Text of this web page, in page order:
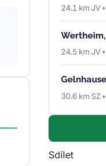
24.1 km JV
24.5 km JV
30.6 km SZ
Sdílet